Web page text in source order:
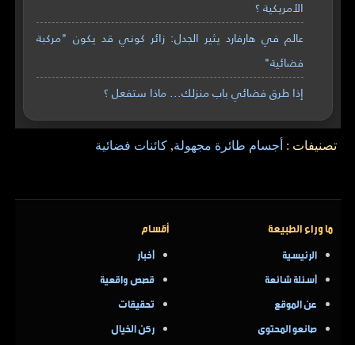
الأمريكية ؟
عالم في هارفارد يثير الجدل: زائر كوني قد يكون "مركبة
فضائية"
إذا طرق فضائي باب منزلك... ماذا ستفعل ؟
تصنيفات : أجسام طائرة مجهولة,كائنات فضائية
ما وراء الطبيعة
الرئيسية
أسئلة شائعة
عن الموقع
صانعو المحتوى
أقسام
أخبار
قصص واقعية
تحقيقات
ركن الخيال